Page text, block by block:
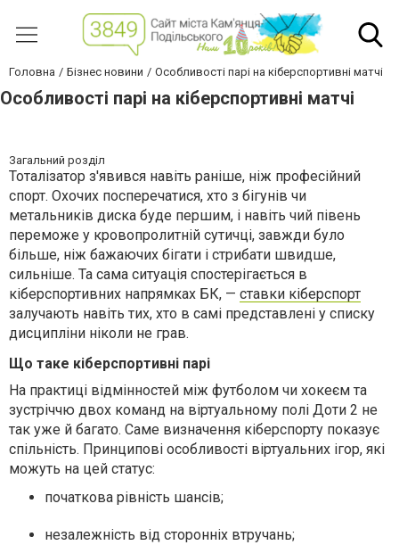
Головна Бізнес новини Особливості парі на кіберспортивні матчі
Особливості парі на кіберспортивні матчі
Загальний розділ
Тоталізатор з'явився навіть раніше, ніж професійний
спорт. Охочих посперечатися, хто з бігунів чи
метальників диска буде першим, і навіть чий півень
переможе у кровопролитній сутичці, завжди було
більше, ніж бажаючих бігати і стрибати швидше,
сильніше. Та сама ситуація спостерігається в
кіберспортивних напрямках БК, — ставки кіберспорт
залучають навіть тих, хто в самі представлені у списку
дисципліни ніколи не грав.
Що таке кіберспортивні парі
На практиці відмінностей між футболом чи хокеєм та
зустріччю двох команд на віртуальному полі Доти 2 не
так уже й багато. Саме визначення кіберспорту показує
спільність. Принципові особливості віртуальних ігор, які
можуть на цей статус:
початкова рівність шансів;
незалежність від сторонніх втручань;